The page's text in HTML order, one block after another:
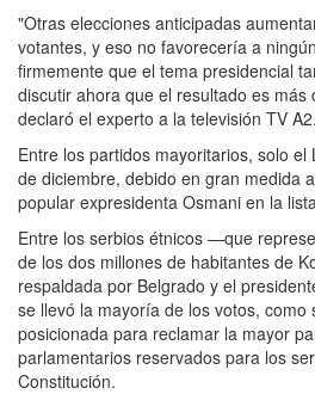
"Otras elecciones anticipadas
votantes, y eso no favorecería a
firmemente que el tema presidencial
discutir ahora que el resultado es más
declaró el experto a la televisión TV A2.
Entre los partidos mayoritarios, solo el
de diciembre, debido en gran medida
popular expresidenta Osmani en la
Entre los serbios étnicos —que
de los dos millones de habitantes de
respaldada por Belgrado y el
se llevó la mayoría de los votos, como
posicionada para reclamar la mayor
parlamentarios reservados para los
Constitución.